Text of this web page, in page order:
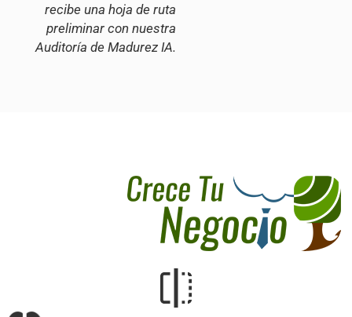
recibe una hoja de ruta
preliminar con nuestra
Auditoría de Madurez IA.